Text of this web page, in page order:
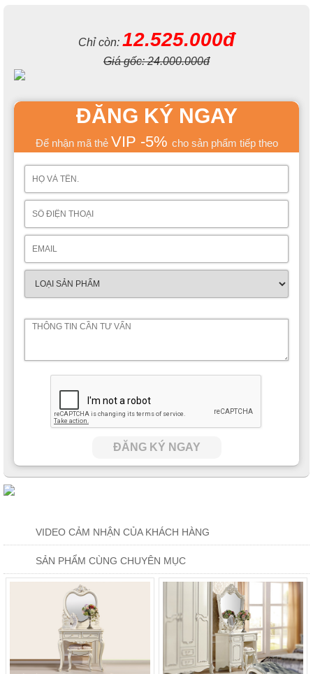
Chỉ còn: 12.525.000đ
Giá gốc:24.000.000đ
ĐĂNG KÝ NGAY
Để nhận mã thẻ VIP -5% cho sản phẩm tiếp theo
ĐĂNG KÝ NGAY
VIDEO CẢM NHẬN CỦA KHÁCH HÀNG
SẢN PHẨM CÙNG CHUYÊN MỤC